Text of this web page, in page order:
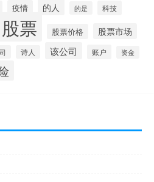
疫情 的人 的是 科技
股票 股票价格 股票市场
诗人 该公司 账户 资金